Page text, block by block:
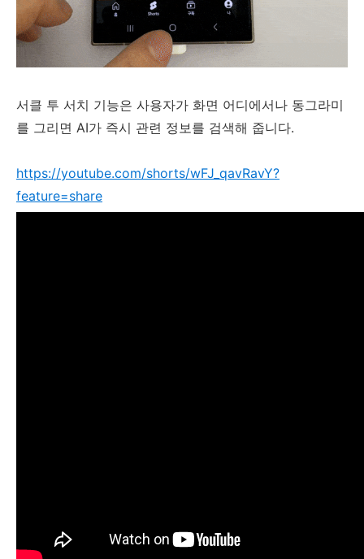
서클 투 서치 기능은 사용자가 화면 어디에서나 동그라미
를 그리면 AI가 즉시 관련 정보를 검색해 줍니다.
https://youtube.com/shorts/wFJ_qavRavY?
feature=share